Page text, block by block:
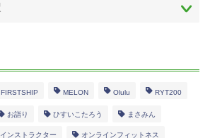
FIRSTSHIP MELON Olulu RYT200
お詣り ひすいこたろう まさみん
インストラクター オンラインフィットネス